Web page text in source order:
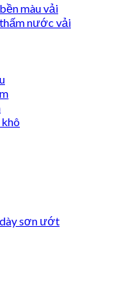
màu vải
nước vải
sơn ướt